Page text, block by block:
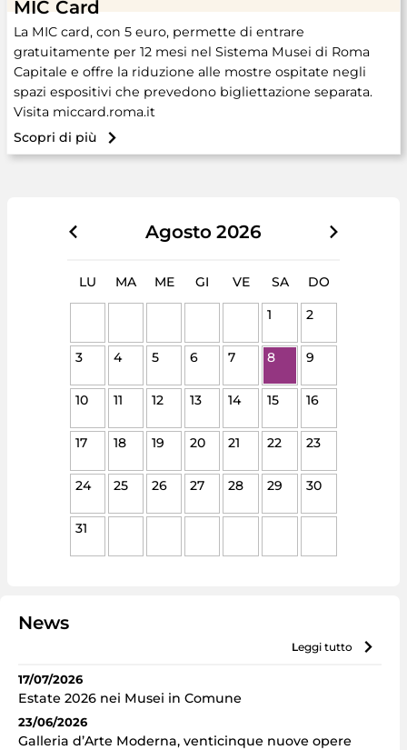
MIC Card
La MIC card, con 5 euro, permette di entrare
gratuitamente per 12 mesi nel Sistema Musei di Roma
Capitale e offre la riduzione alle mostre ospitate negli
spazi espositivi che prevedono bigliettazione separata.
Visita miccard.roma.it
Scopri di più
Agosto 2026
LU MA ME GI VE SA
DO
1
2
3 4 5 6 7 8 9
10 11 12 13 14 15 16
17 18 19 20 21 22 23
24 25 26 27 28 29 30
31
News
leggi tutto
17/07/2026
Estate 2026 nei Musei in Comune
23/06/2026
Galleria d’Arte Moderna, venticinque nuove opere